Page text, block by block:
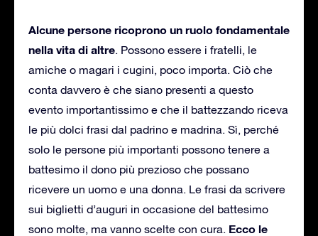
Alcune persone ricoprono un ruolo fondamentale
nella vita di altre. Possono essere i fratelli, le
amiche o magari i cugini, poco importa. Ciò che
conta davvero è che siano presenti a questo
evento importantissimo e che il battezzando riceva
le più dolci frasi dal padrino e madrina. Sì, perché
solo le persone più importanti possono tenere a
battesimo il dono più prezioso che possano
ricevere un uomo e una donna. Le frasi da scrivere
sui biglietti d’auguri in occasione del battesimo
sono molte, ma vanno scelte con cura. Ecco le